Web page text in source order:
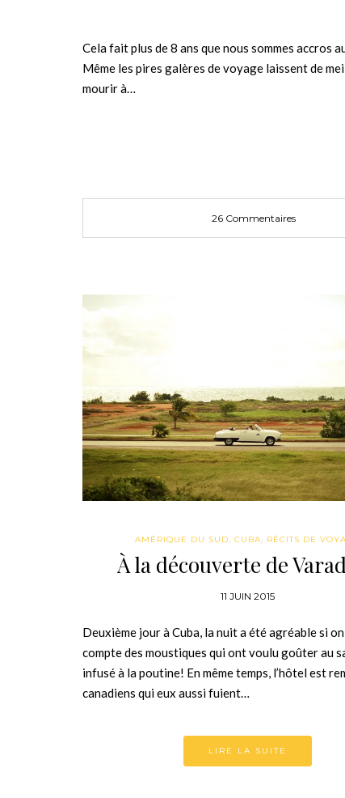
Cela fait plus de 8 ans que nous sommes accros
Même les pires galères de voyage laissent de
mourir à…
26 Commentaires
AMÉRIQUE DU SUD, CUBA, RÉCITS DE
À la découverte de
11 JUIN 2015
Deuxième jour à Cuba, la nuit a été agréable si
compte des moustiques qui ont voulu goûter au
infusé à la poutine! En même temps, l’hôtel est
canadiens qui eux aussi fuient…
LIRE LA SUITE